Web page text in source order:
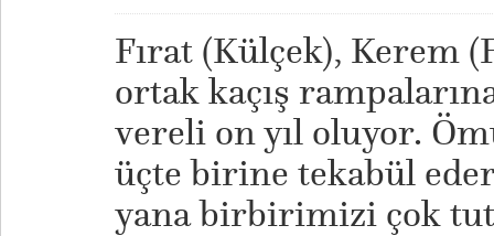
Fırat (Külçek), Kerem
ortak kaçış
vereli on yıl oluyor.
üçte birine tekabül
yana birbirimizi çok